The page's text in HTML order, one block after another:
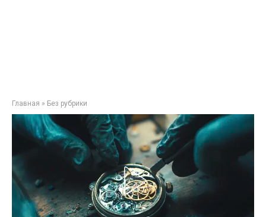
Главная » Без рубрики